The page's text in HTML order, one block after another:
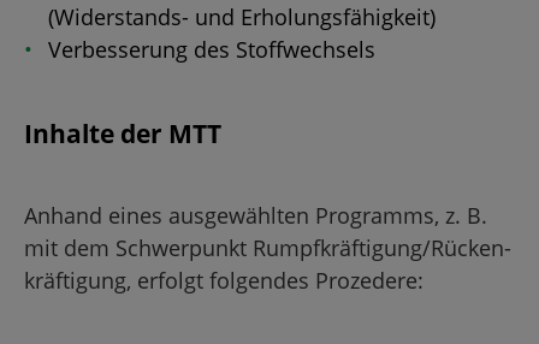
(Wi­der­stands- und Er­ho­lungs­fä­hig­keit)
Ver­bes­se­rung des Stoff­wech­sels
In­hal­te der MTT
An­hand eines aus­ge­wähl­ten Pro­gramms, z. B.
mit dem Schwer­punkt Rumpf­kräf­ti­gung/Rü­cken­
kräf­ti­gung, er­folgt fol­gen­des Pro­ze­de­re: